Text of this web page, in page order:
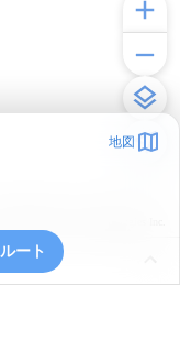
地図
ルート